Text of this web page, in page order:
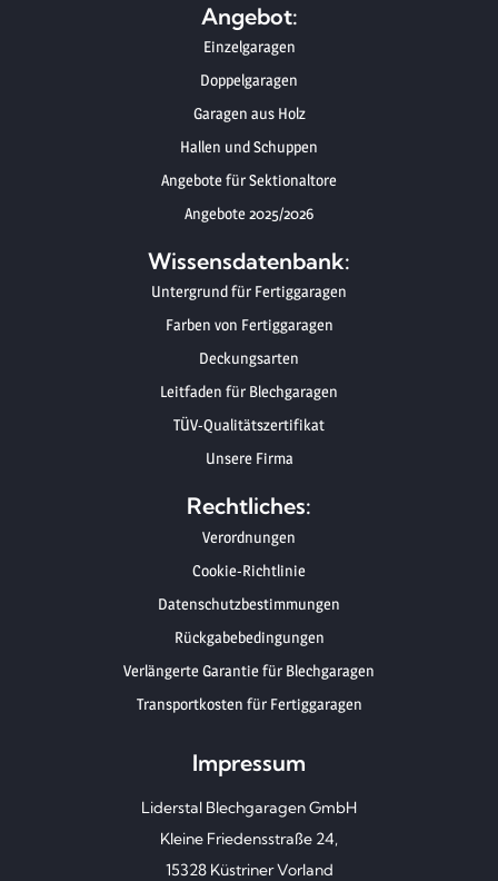
Angebot:
Einzelgaragen
Doppelgaragen
Garagen aus Holz
Hallen und Schuppen
Angebote für Sektionaltore
Angebote 2025/2026
Wissensdatenbank:
Untergrund für Fertiggaragen
Farben von Fertiggaragen
Deckungsarten
Leitfaden für Blechgaragen
TÜV-Qualitätszertifikat
Unsere Firma
Rechtliches:
Verordnungen
Cookie-Richtlinie
Datenschutzbestimmungen
Rückgabebedingungen
Verlängerte Garantie für Blechgaragen
Transportkosten für Fertiggaragen
Impressum
Liderstal Blechgaragen GmbH
Kleine Friedensstraße 24,
15328 Küstriner Vorland